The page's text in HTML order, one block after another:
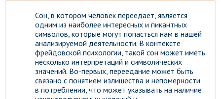
Сон, в котором человек переедает, является
одним из наиболее интересных и пикантных
символов, которые могут попасться нам в нашей
анализируемой деятельности. В контексте
фрейдовской психологии, такой сон может иметь
несколько интерпретаций и символических
значений. Во-первых, переедание может быть
связано с понятием излишества и непомерности
в потреблении, что может указывать на наличие